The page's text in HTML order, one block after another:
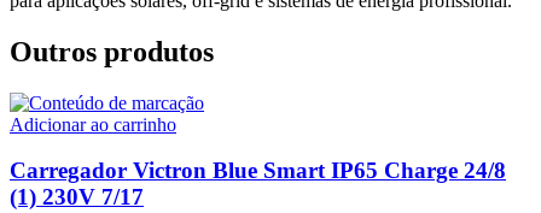
Outros produtos
Adicionar ao carrinho
Carregador Victron Blue Smart IP65 Charge 24/8
(1) 230V 7/17